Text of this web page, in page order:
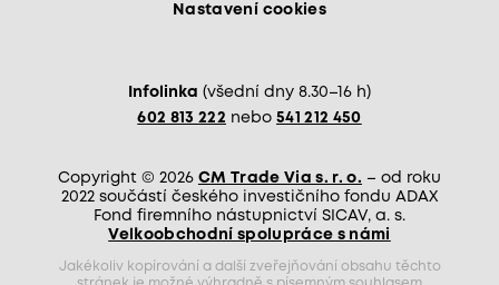
Nastavení cookies
Infolinka (všední dny 8.30–16 h)
602 813 222 nebo 541 212 450
Copyright © 2026 CM Trade Via s. r. o. – od roku
2022 součástí českého investičního fondu ADAX
Fond firemního nástupnictví SICAV, a. s.
Velkoobchodní spolupráce s námi
Jakékoliv kopírování a další zveřejňování obsahu těchto